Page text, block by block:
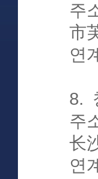
주
市
연
8.
주
长
연